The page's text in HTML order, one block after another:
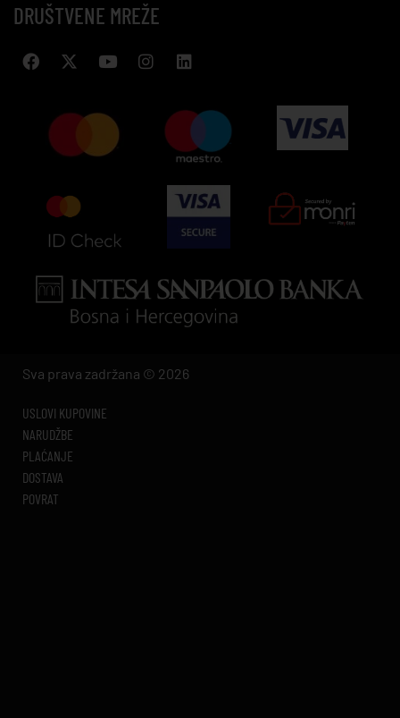
DRUŠTVENE MREŽE
Sva prava zadržana © 2026
USLOVI KUPOVINE
NARUDŽBE
PLAĆANJE
DOSTAVA
POVRAT